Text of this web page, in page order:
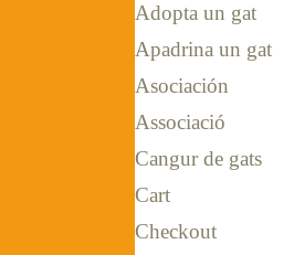
Adopta un gat
Apadrina un gat
Asociación
Associació
Cangur de gats
Cart
Checkout